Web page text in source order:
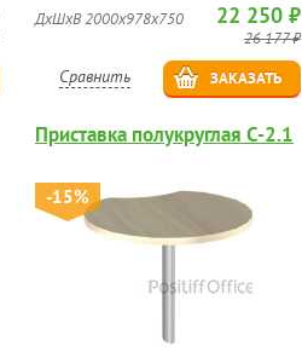
ДхШхВ 2000х978х750 22 250 ₽
26 177 ₽
Сравнить ЗАКАЗАТЬ
Приставка полукруглая С-2.1
-15%